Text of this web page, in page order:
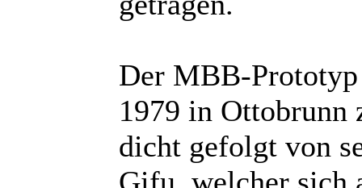
Der MBB-
1979 in Ottobrunn
dicht gefolgt von